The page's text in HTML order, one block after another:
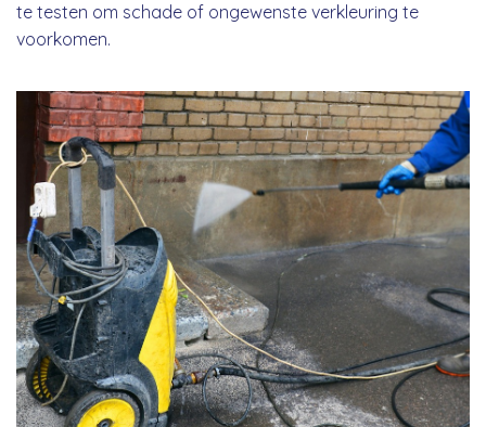
te testen om schade of ongewenste verkleuring te
voorkomen.